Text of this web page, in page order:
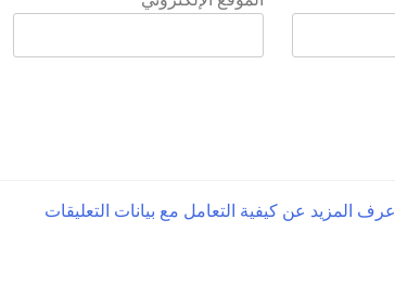
اعرف المزيد عن كيفية التعامل مع بيانات التعليقات